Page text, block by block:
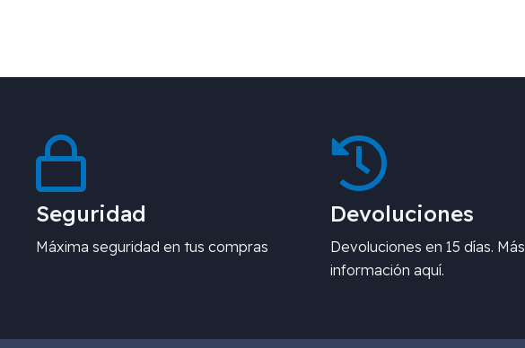
Seguridad
Máxima seguridad en tus compras
Devoluciones
Devoluciones en 15 días. Más
información aquí.